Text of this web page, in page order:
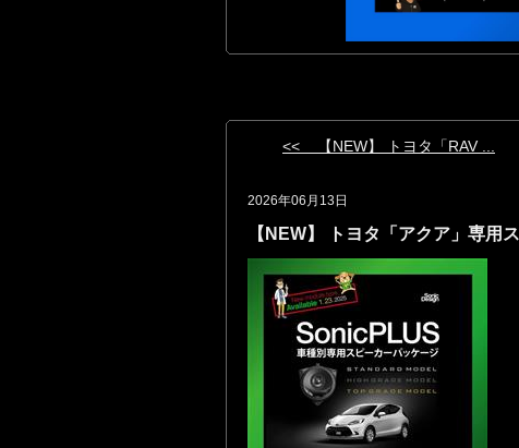
<< 【NEW】 トヨタ「RAV ...
2026年06月13日
【NEW】 トヨタ「アクア」専用